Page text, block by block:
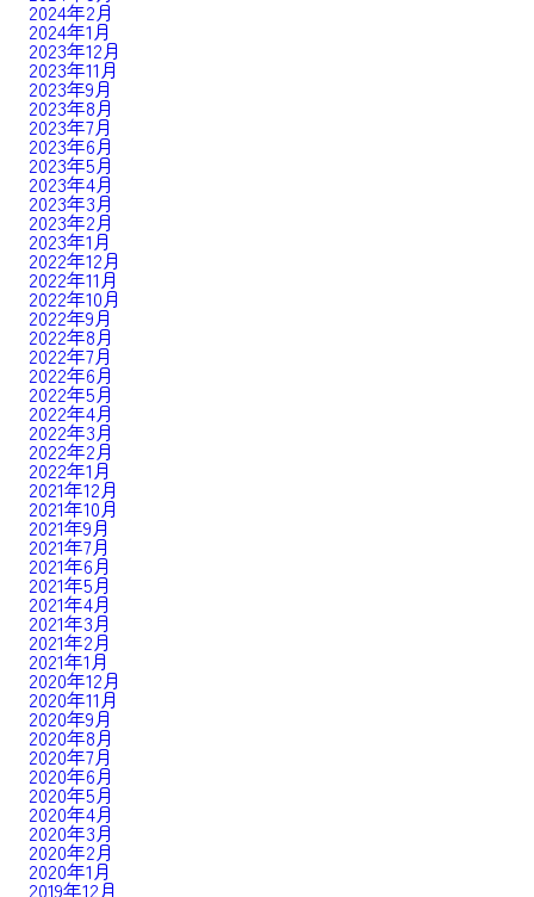
2024年2月
2024年1月
2023年12月
2023年11月
2023年9月
2023年8月
2023年7月
2023年6月
2023年5月
2023年4月
2023年3月
2023年2月
2023年1月
2022年12月
2022年11月
2022年10月
2022年9月
2022年8月
2022年7月
2022年6月
2022年5月
2022年4月
2022年3月
2022年2月
2022年1月
2021年12月
2021年10月
2021年9月
2021年7月
2021年6月
2021年5月
2021年4月
2021年3月
2021年2月
2021年1月
2020年12月
2020年11月
2020年9月
2020年8月
2020年7月
2020年6月
2020年5月
2020年4月
2020年3月
2020年2月
2020年1月
2019年12月